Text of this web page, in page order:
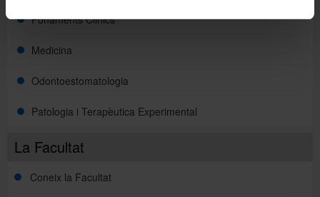
La Facultat
Coneix la Facultat
Fonaments Clinics
Medicina
Odontoestomatologia
Patologia i Terapèutica Experimental